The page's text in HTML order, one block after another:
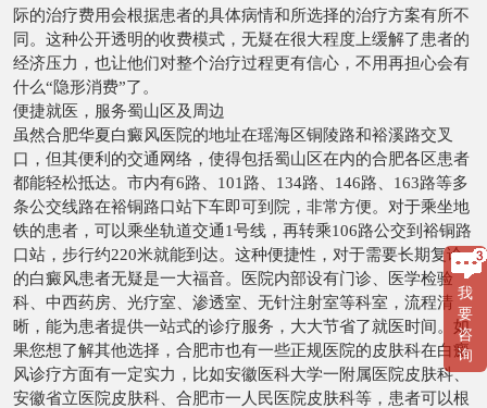
际的治疗费用会根据患者的具体病情和所选择的治疗方案有所不
同。这种公开透明的收费模式，无疑在很大程度上缓解了患者的
经济压力，也让他们对整个治疗过程更有信心，不用再担心会有
什么“隐形消费”了。
便捷就医，服务蜀山区及周边
虽然合肥华夏白癜风医院的地址在瑶海区铜陵路和裕溪路交叉
口，但其便利的交通网络，使得包括蜀山区在内的合肥各区患者
都能轻松抵达。市内有6路、101路、134路、146路、163路等多
条公交线路在裕铜路口站下车即可到院，非常方便。对于乘坐地
铁的患者，可以乘坐轨道交通1号线，再转乘106路公交到裕铜路
口站，步行约220米就能到达。这种便捷性，对于需要长期复诊
的白癜风患者无疑是一大福音。医院内部设有门诊、医学检验
科、中西药房、光疗室、渗透室、无针注射室等科室，流程清
晰，能为患者提供一站式的诊疗服务，大大节省了就医时间。如
果您想了解其他选择，合肥市也有一些正规医院的皮肤科在白癜
风诊疗方面有一定实力，比如安徽医科大学一附属医院皮肤科、
安徽省立医院皮肤科、合肥市一人民医院皮肤科等，患者可以根
我
要
咨
询